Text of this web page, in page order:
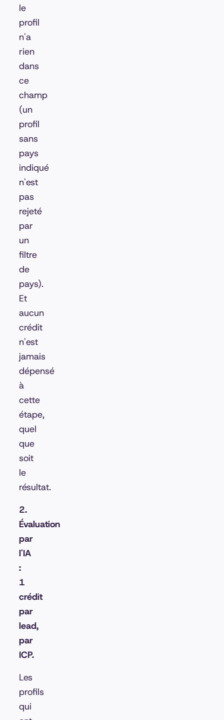
le
profil
n'a
rien
dans
ce
champ
(un
profil
sans
pays
indiqué
n'est
pas
rejeté
par
un
filtre
de
pays).
Et
aucun
crédit
n'est
jamais
dépensé
à
cette
étape,
quel
que
soit
le
résultat.
2.
Évaluation
par
l'IA
:
1
crédit
par
lead,
par
ICP.
Les
profils
qui